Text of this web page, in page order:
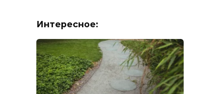
Интересное: